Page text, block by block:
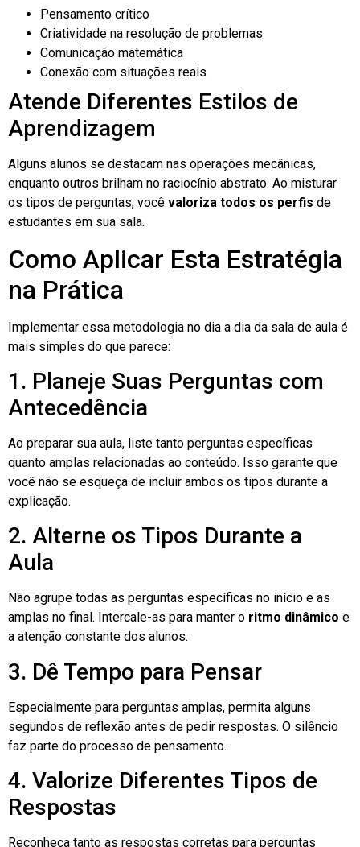
Pensamento crítico
Criatividade na resolução de problemas
Comunicação matemática
Conexão com situações reais
Atende Diferentes Estilos de
Aprendizagem
Alguns alunos se destacam nas operações mecânicas,
enquanto outros brilham no raciocínio abstrato. Ao misturar
os tipos de perguntas, você valoriza todos os perfis de
estudantes em sua sala.
Como Aplicar Esta Estratégia
na Prática
Implementar essa metodologia no dia a dia da sala de aula é
mais simples do que parece:
1. Planeje Suas Perguntas com
Antecedência
Ao preparar sua aula, liste tanto perguntas específicas
quanto amplas relacionadas ao conteúdo. Isso garante que
você não se esqueça de incluir ambos os tipos durante a
explicação.
2. Alterne os Tipos Durante a
Aula
Não agrupe todas as perguntas específicas no início e as
amplas no final. Intercale-as para manter o ritmo dinâmico e
a atenção constante dos alunos.
3. Dê Tempo para Pensar
Especialmente para perguntas amplas, permita alguns
segundos de reflexão antes de pedir respostas. O silêncio
faz parte do processo de pensamento.
4. Valorize Diferentes Tipos de
Respostas
Reconheça tanto as respostas corretas para perguntas